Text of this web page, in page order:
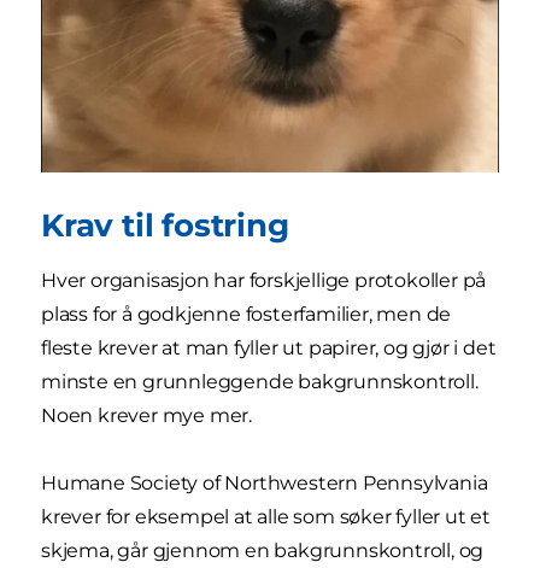
Krav til fostring
Hver organisasjon har forskjellige protokoller på
plass for å godkjenne fosterfamilier, men de
fleste krever at man fyller ut papirer, og gjør i det
minste en grunnleggende bakgrunnskontroll.
Noen krever mye mer.
Humane Society of Northwestern Pennsylvania
krever for eksempel at alle som søker fyller ut et
skjema, går gjennom en bakgrunnskontroll, og